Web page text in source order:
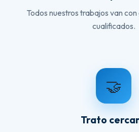
Todos nuestros trabajos van
cualificados.
🤝
Trato